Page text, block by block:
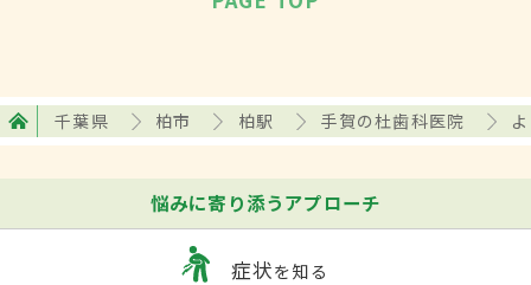
千葉県 柏市 柏駅 手賀の杜歯科医院
悩みに寄り添うアプローチ
症状を知る